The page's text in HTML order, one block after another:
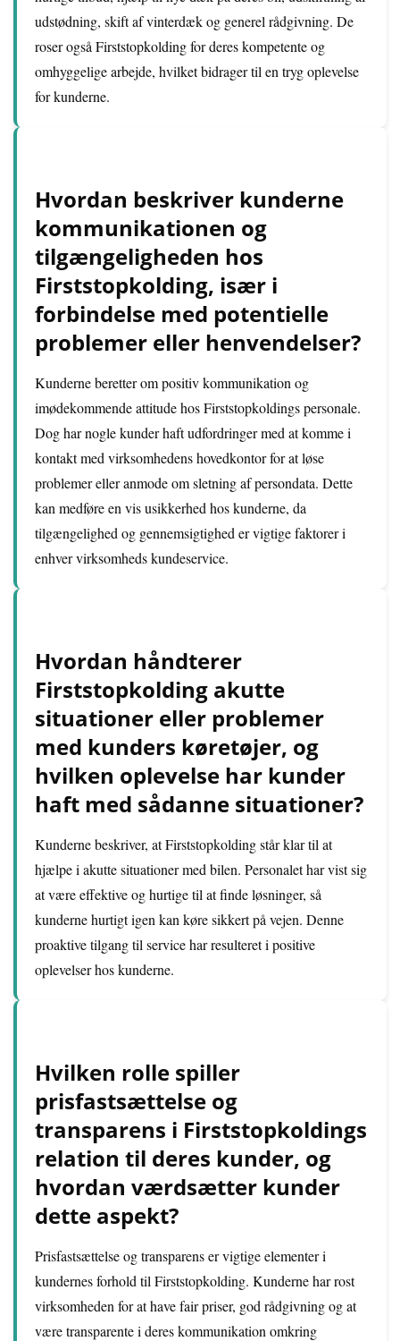
udstødning, skift af vinterdæk og generel rådgivning. De
roser også Firststopkolding for deres kompetente og
omhyggelige arbejde, hvilket bidrager til en tryg oplevelse
for kunderne.
Hvordan beskriver kunderne
kommunikationen og
tilgængeligheden hos
Firststopkolding, især i
forbindelse med potentielle
problemer eller henvendelser?
Kunderne beretter om positiv kommunikation og
imødekommende attitude hos Firststopkoldings personale.
Dog har nogle kunder haft udfordringer med at komme i
kontakt med virksomhedens hovedkontor for at løse
problemer eller anmode om sletning af persondata. Dette
kan medføre en vis usikkerhed hos kunderne, da
tilgængelighed og gennemsigtighed er vigtige faktorer i
enhver virksomheds kundeservice.
Hvordan håndterer
Firststopkolding akutte
situationer eller problemer
med kunders køretøjer, og
hvilken oplevelse har kunder
haft med sådanne situationer?
Kunderne beskriver, at Firststopkolding står klar til at
hjælpe i akutte situationer med bilen. Personalet har vist sig
at være effektive og hurtige til at finde løsninger, så
kunderne hurtigt igen kan køre sikkert på vejen. Denne
proaktive tilgang til service har resulteret i positive
oplevelser hos kunderne.
Hvilken rolle spiller
prisfastsættelse og
transparens i Firststopkoldings
relation til deres kunder, og
hvordan værdsætter kunder
dette aspekt?
Prisfastsættelse og transparens er vigtige elementer i
kundernes forhold til Firststopkolding. Kunderne har rost
virksomheden for at have fair priser, god rådgivning og at
være transparente i deres kommunikation omkring